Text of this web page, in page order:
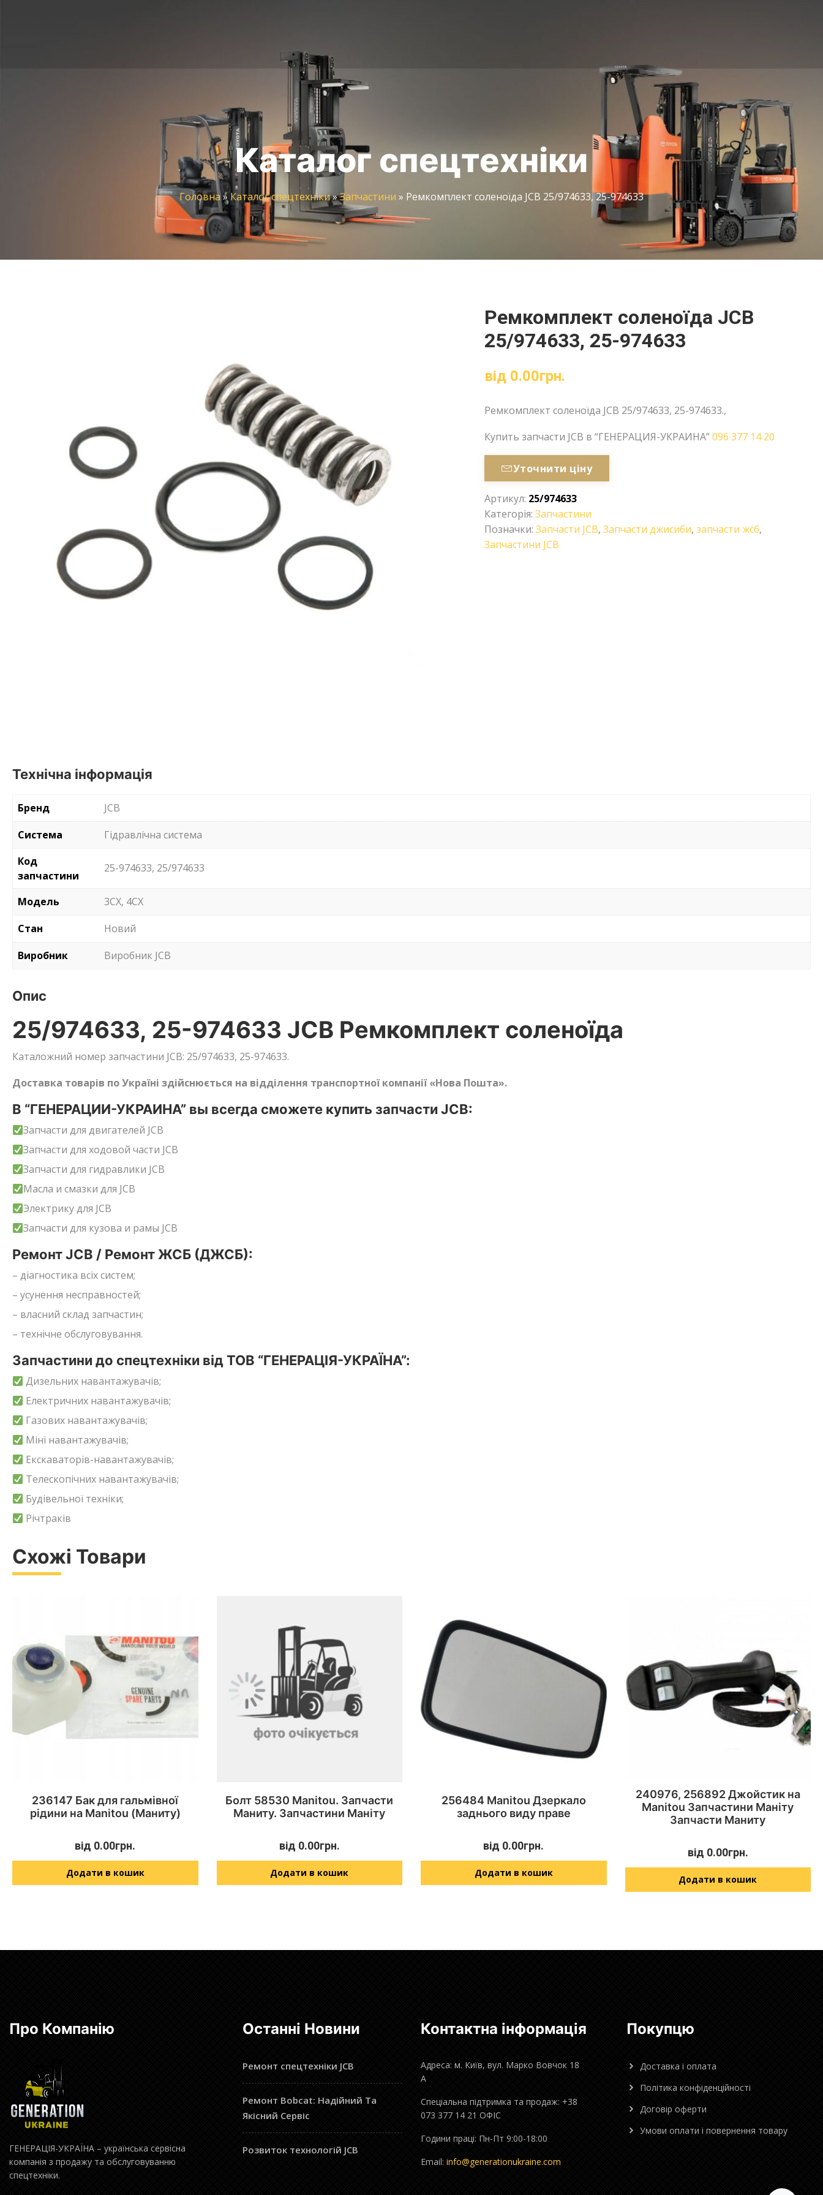
Каталог спецтехніки
Головна» Каталог спецтехніки»Запчастини » Ремкомплект соленоїда JCB 25/974633, 25-974633
Ремкомплект соленоїда JCB
25/974633, 25-974633
від 0.00грн.
Ремкомплект соленоїда JCB 25/974633, 25-974633.,
Купить запчасти JCB в “ГЕНЕРАЦИЯ-УКРАИНА”096 377 14 20
Уточнити ціну
Артикул: 25/974633
Категорія:Запчастини
Позначки:Запчасти JCB,Запчасти джисиби,запчасти жсб,
Запчастини JCB
Технічна інформація
Бренд
JCB
Система
Гідравлічна система
Код
запчастини
25-974633, 25/974633
Модель
3CX, 4CX
Стан
Новий
Виробник
Виробник JCB
Опис
25/974633, 25-974633 JCB Ремкомплект соленоїда
Каталожний номер запчастини JCB: 25/974633, 25-974633.
Доставка товарів по Україні здійснюється на відділення транспортної компанії «Нова Пошта».
В “ГЕНЕРАЦИИ-УКРАИНА” вы всегда сможете купить запчасти JCB:
Запчасти для двигателей JCB
Запчасти для ходовой части JCB
Запчасти для гидравлики JCB
Масла и смазки для JCB
Электрику для JCB
Запчасти для кузова и рамы JCB
Ремонт JCB / Ремонт ЖСБ (ДЖСБ):
– діагностика всіх систем;
– усунення несправностей;
– власний склад запчастин;
– технічне обслуговування.
Запчастини до спецтехніки від ТОВ “ГЕНЕРАЦІЯ-УКРАЇНА”:
Дизельних навантажувачів;
Електричних навантажувачів;
Газових навантажувачів;
Міні навантажувачів;
Екскаваторів-навантажувачів;
Телескопічних навантажувачів;
Будівельної техніки;
Річтраків
Схожі Товари
236147 Бак для гальмівної
рідини на Manitou (Маниту)
від 0.00грн.
Додати в кошик
Болт 58530 Manitou. Запчасти
Маниту. Запчастини Маніту
від 0.00грн.
Додати в кошик
256484 Manitou Дзеркало
заднього виду праве
від 0.00грн.
Додати в кошик
240976, 256892 Джойстик на
Manitou Запчастини Маніту
Запчасти Маниту
від 0.00грн.
Додати в кошик
Про Компанію
ГЕНЕРАЦІЯ-УКРАЇНА – українська сервісна
компанія з продажу та обслуговуванню
спецтехніки.
Останні Новини
Ремонт спецтехніки JCB
Ремонт Bobcat: Надійний Та
Якісний Сервіс
Розвиток технологій JCB
Контактна інформація
Адреса: м. Київ, вул. Марко Вовчок 18
А
Спеціальна підтримка та продаж: +38
073 377 14 21 ОФІС
Години праці: Пн-Пт 9:00-18:00
Email: info@generationukraine.com
Покупцю
Доставка і оплата
Політика конфіденційності
Договір оферти
Умови оплати і повернення товару